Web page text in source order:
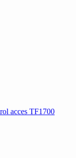
acces TF1700